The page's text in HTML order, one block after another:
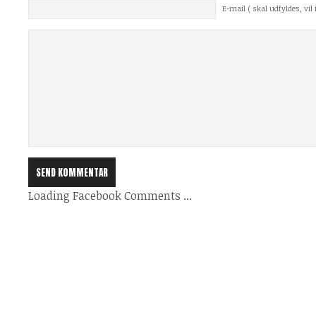
E-mail ( skal udfyldes, vil
Loading Facebook Comments ...